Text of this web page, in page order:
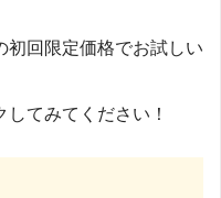
初回限定価格でお試しい
てみてください！